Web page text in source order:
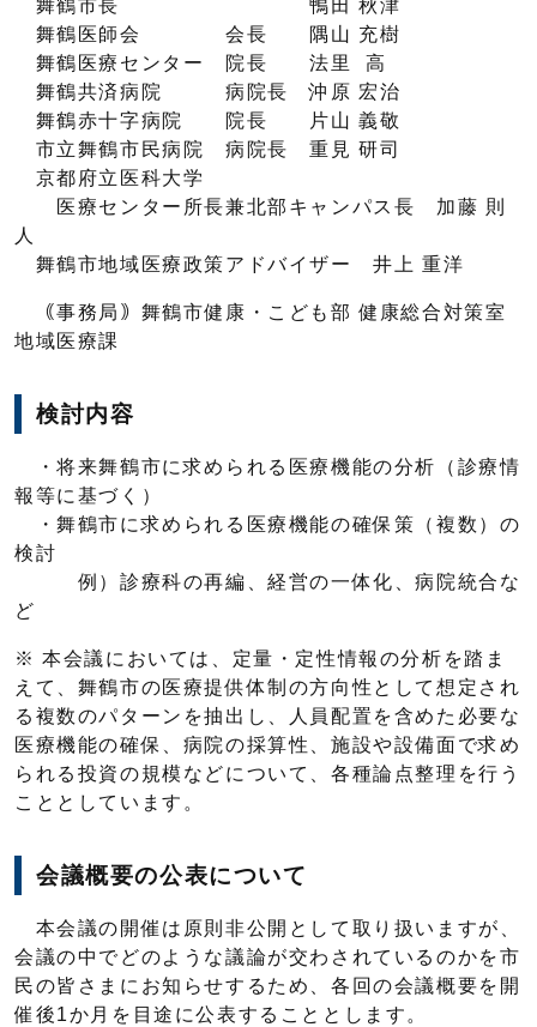
舞鶴市長 鴨田 秋津
舞鶴医師会 会長 隅山 充樹
舞鶴医療センター 院長 法里 高
舞鶴共済病院 病院長 沖原 宏治
舞鶴赤十字病院 院長 片山 義敬
市立舞鶴市民病院 病院長 重見 研司
京都府立医科大学
医療センター所長兼北部キャンパス長 加藤 則
人
舞鶴市地域医療政策アドバイザー 井上 重洋
｟事務局｠舞鶴市健康・こども部 健康総合対策室
地域医療課
検討内容
・将来舞鶴市に求められる医療機能の分析（診療情
報等に基づく）
・舞鶴市に求められる医療機能の確保策（複数）の
検討
例）診療科の再編、経営の一体化、病院統合な
ど
※ 本会議においては、定量・定性情報の分析を踏ま
えて、舞鶴市の医療提供体制の方向性として想定され
る複数のパターンを抽出し、人員配置を含めた必要な
医療機能の確保、病院の採算性、施設や設備面で求め
られる投資の規模などについて、各種論点整理を行う
こととしています。
会議概要の公表について
本会議の開催は原則非公開として取り扱いますが、
会議の中でどのような議論が交わされているのかを市
民の皆さまにお知らせするため、各回の会議概要を開
催後1か月を目途に公表することとします。